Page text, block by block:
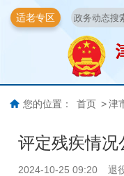
适老专区
您的位置： 首页 > 津
评定残疾情况
2024-10-25 09:20 退